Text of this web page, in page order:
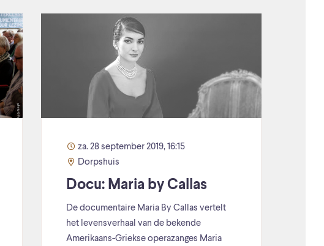
za. 28 september 2019, 16:15
Dorpshuis
Docu: Maria by Callas
De documentaire Maria By Callas vertelt
het levensverhaal van de bekende
Amerikaans-Griekse operazanges Maria